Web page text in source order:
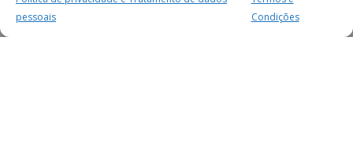
pessoais
Condições